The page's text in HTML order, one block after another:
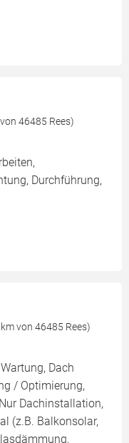
46485 Rees)
Durchführung,
von 46485 Rees)
Dach
/ Optimierung,
Dachinstallation,
(z.B. Balkonsolar,